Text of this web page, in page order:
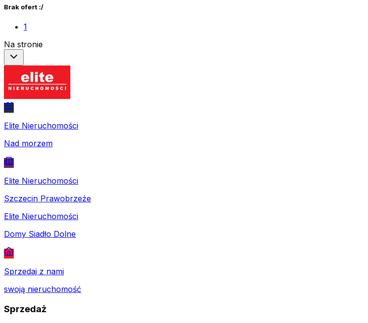
Brak ofert :/
1
Na stronie
Elite Nieruchomości
Nad morzem
Elite Nieruchomości
Szczecin Prawobrzeże
Elite Nieruchomości
Domy Siadło Dolne
Sprzedaj z nami
swoją nieruchomość
Sprzedaż